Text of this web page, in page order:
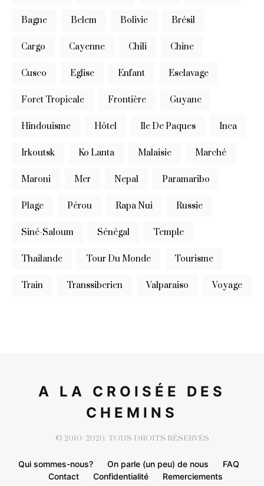
Bagne Belem Bolivie Brésil
Cargo Cayenne Chili Chine
Cusco Eglise Enfant Esclavage
Foret Tropicale Frontière Guyane
Hindouisme Hôtel Ile De Paques Inca
Irkoutsk Ko Lanta Malaisie Marché
Maroni Mer Nepal Paramaribo
Plage Pérou Rapa Nui Russie
Siné-Saloum Sénégal Temple
Thailande Tour Du Monde Tourisme
Train Transsiberien Valparaiso Voyage
A LA CROISÉE DES
CHEMINS
© 2010- 2020. TOUS DROITS RÉSERVÉS
Qui sommes-nous? On parle (un peu) de nous
FAQ
Contact
Confidentialité Remerciements